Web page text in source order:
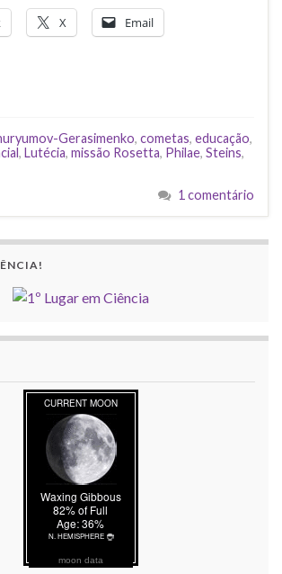
X Email
Gerasimenko, cometas, educação,
, Lutécia, missão Rosetta, Philae, Steins,
1 comentário
moon data